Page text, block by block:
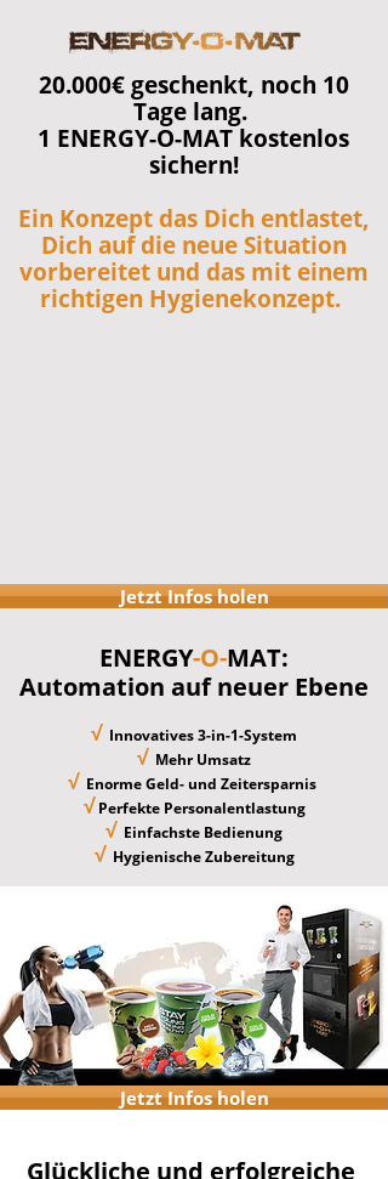
20.000€ geschenkt, noch 10
Tage lang.
1 ENERGY-O-MAT kostenlos
sichern!
Ein Konzept das Dich entlastet,
Dich auf die neue Situation
vorbereitet und das mit einem
richtigen Hygienekonzept.
Jetzt Infos holen
ENERGY-O-MAT:
Automation auf neuer Ebene
√ Innovatives 3-in-1-System
√ Mehr Umsatz
√ Enorme Geld- und Zeitersparnis
√Perfekte Personalentlastung
√ Einfachste Bedienung
√Hygienische Zubereitung
Jetzt Infos holen
Glückliche und erfolgreiche